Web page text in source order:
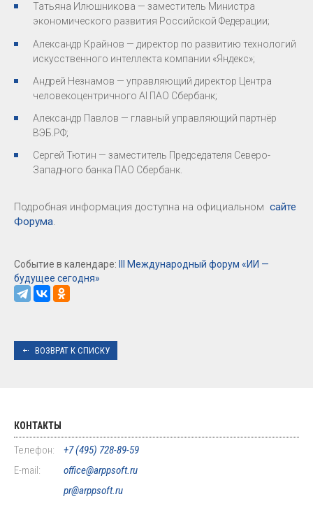
Татьяна Илюшникова — заместитель Министра
экономического развития Российской Федерации;
Александр Крайнов — директор по развитию технологий
искусственного интеллекта компании «Яндекс»;
Андрей Незнамов — управляющий директор Центра
человекоцентричного AI ПАО Сбербанк;
Александр Павлов — главный управляющий партнёр
ВЭБ.РФ;
Сергей Тютин — заместитель Председателя Северо-
Западного банка ПАО Сбербанк.
Подробная информация доступна на официальном сайте
Форума.
Событие в календаре:
III Международный форум «ИИ —
будущее сегодня»
ВОЗВРАТ К СПИСКУ
КОНТАКТЫ
Телефон:
+7 (495) 728-89-59
E-mail:
office@arppsoft.ru
pr@arppsoft.ru